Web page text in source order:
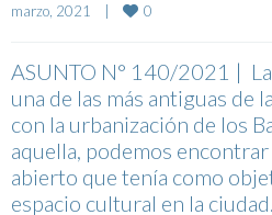
marzo, 2021
0
ASUNTO N° 140/2021 | La
una de las más antiguas de
con la urbanización de los
aquella, podemos
abierto que tenía como
espacio cultural en la